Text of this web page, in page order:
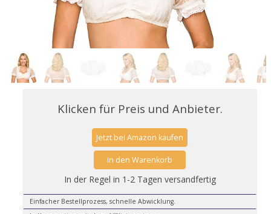
Klicken für Preis und Anbieter.
Jetzt bei Amazon kaufen
in den Warenkorb
In der Regel in 1-2 Tagen versandfertig
Einfacher Bestellprozess, schnelle Abwicklung.